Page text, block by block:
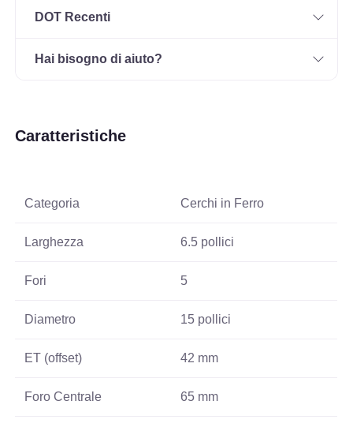
DOT Recenti
Hai bisogno di aiuto?
Caratteristiche
Categoria Cerchi in Ferro
Larghezza 6.5 pollici
Fori 5
Diametro 15 pollici
ET (offset) 42 mm
Foro Centrale 65 mm